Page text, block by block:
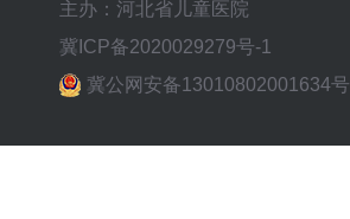
主办：河北省儿童医院
冀ICP备2020029279号-1
冀公网安备13010802001634号